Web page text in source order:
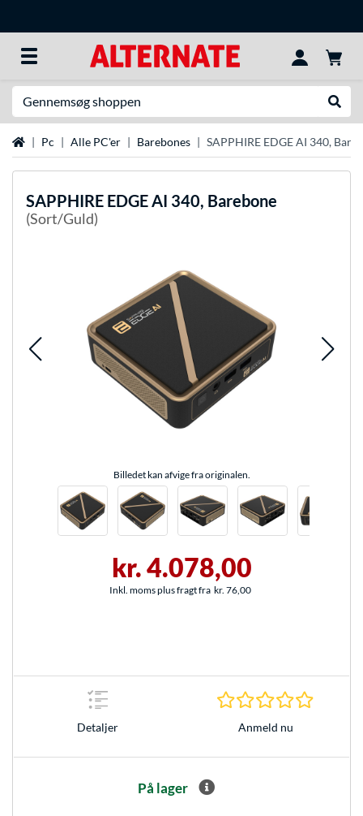
Startside
Pc Alle PC'er Barebones SAPPHIRE EDGE AI 340,
SAPPHIRE EDGE AI 340, Barebone
(Sort/Guld)
Billedet kan afvige fra originalen.
kr. 4.078,00
Inkl. moms plus fragt fra kr. 76,00
Detaljer Anmeld nu
På lager